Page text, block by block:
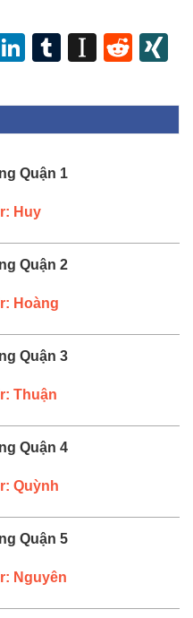
LinkedIn
Tumblr
Quận 1
Huy
Quận 2
Hoàng
Quận 3
Thuận
Quận 4
Quỳnh
Quận 5
Nguyên